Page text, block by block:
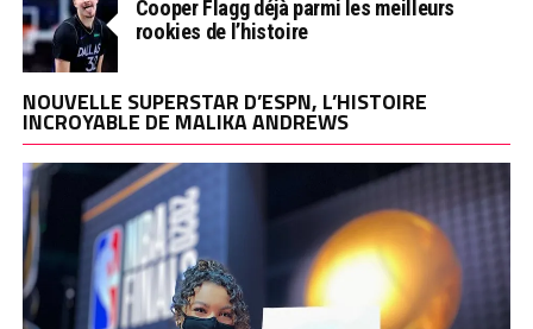
Cooper Flagg déjà parmi les meilleurs
rookies de l’histoire
NOUVELLE SUPERSTAR D’ESPN, L’HISTOIRE
INCROYABLE DE MALIKA ANDREWS